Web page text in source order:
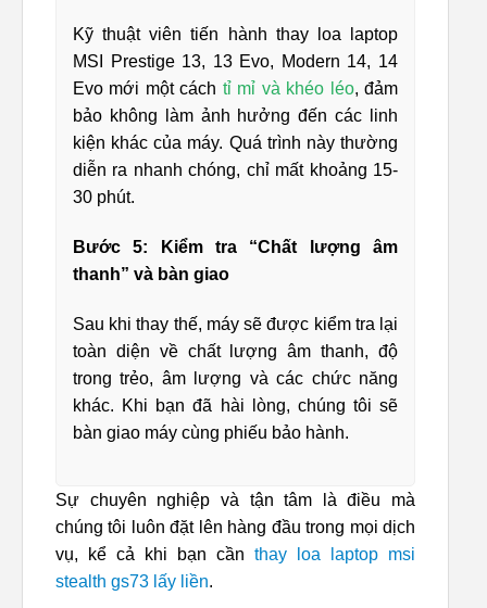
Kỹ thuật viên tiến hành thay loa laptop
MSI Prestige 13, 13 Evo, Modern 14, 14
Evo mới một cách tỉ mỉ và khéo léo, đảm
bảo không làm ảnh hưởng đến các linh
kiện khác của máy. Quá trình này thường
diễn ra nhanh chóng, chỉ mất khoảng 15-
30 phút.
Bước 5: Kiểm tra “Chất lượng âm
thanh” và bàn giao
Sau khi thay thế, máy sẽ được kiểm tra lại
toàn diện về chất lượng âm thanh, độ
trong trẻo, âm lượng và các chức năng
khác. Khi bạn đã hài lòng, chúng tôi sẽ
bàn giao máy cùng phiếu bảo hành.
Sự chuyên nghiệp và tận tâm là điều mà
chúng tôi luôn đặt lên hàng đầu trong mọi dịch
vụ, kể cả khi bạn cần thay loa laptop msi
stealth gs73 lấy liền.